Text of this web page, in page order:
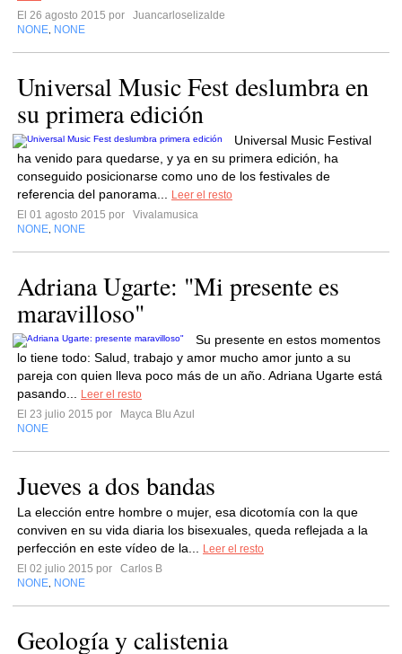
El 26 agosto 2015 por
Juancarloselizalde
NONE NONE
Universal Music Fest deslumbra en
su primera edición
Universal Music Festival
ha venido para quedarse, y ya en su primera edición, ha
conseguido posicionarse como uno de los festivales de
referencia del panorama...
Leer el resto
El 01 agosto 2015 por
Vivalamusica
NONE NONE
Adriana Ugarte: "Mi presente es
maravilloso"
Su presente en estos momentos
lo tiene todo: Salud, trabajo y amor mucho amor junto a su
pareja con quien lleva poco más de un año. Adriana Ugarte está
pasando...
Leer el resto
El 23 julio 2015 por
Mayca Blu Azul
NONE
Jueves a dos bandas
La elección entre hombre o mujer, esa dicotomía con la que
conviven en su vida diaria los bisexuales, queda reflejada a la
perfección en este vídeo de la...
Leer el resto
El 02 julio 2015 por
Carlos B
NONE NONE
Geología y calistenia